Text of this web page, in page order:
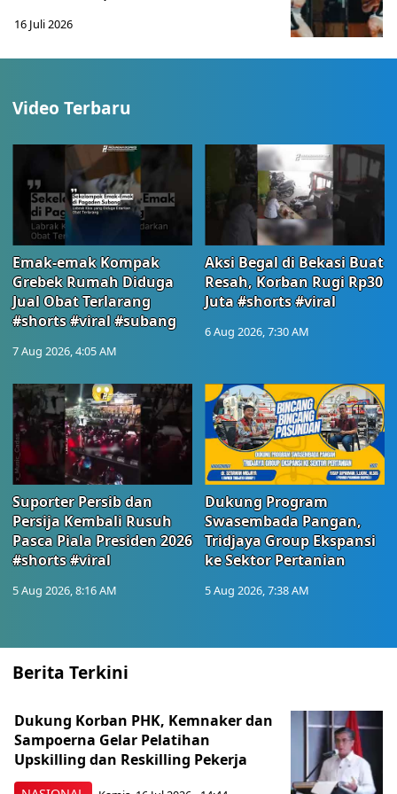
16 Juli 2026
Video Terbaru
Emak-emak Kompak
Grebek Rumah Diduga
Jual Obat Terlarang
#shorts #viral #subang
7 Aug 2026, 4:05 AM
Aksi Begal di Bekasi Buat
Resah, Korban Rugi Rp30
Juta #shorts #viral
6 Aug 2026, 7:30 AM
Suporter Persib dan
Persija Kembali Rusuh
Pasca Piala Presiden 2026
#shorts #viral
5 Aug 2026, 8:16 AM
Dukung Program
Swasembada Pangan,
Tridjaya Group Ekspansi
ke Sektor Pertanian
5 Aug 2026, 7:38 AM
Berita Terkini
Dukung Korban PHK, Kemnaker dan
Sampoerna Gelar Pelatihan
Upskilling dan Reskilling Pekerja